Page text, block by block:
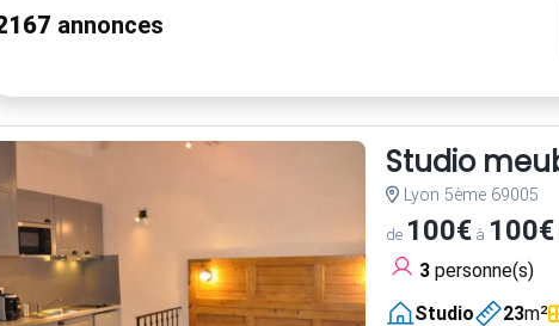
annonces
Studio
Lyon 5ème 69005
de 100€à 100€
3personne(s)
Studio
23m²